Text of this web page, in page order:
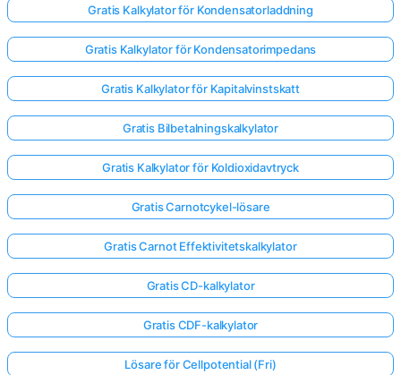
Gratis Kalkylator för Kondensatorladdning
Gratis Kalkylator för Kondensatorimpedans
Gratis Kalkylator för Kapitalvinstskatt
Gratis Bilbetalningskalkylator
Gratis Kalkylator för Koldioxidavtryck
Gratis Carnotcykel-lösare
Gratis Carnot Effektivitetskalkylator
Gratis CD-kalkylator
Gratis CDF-kalkylator
Lösare för Cellpotential (Fri)